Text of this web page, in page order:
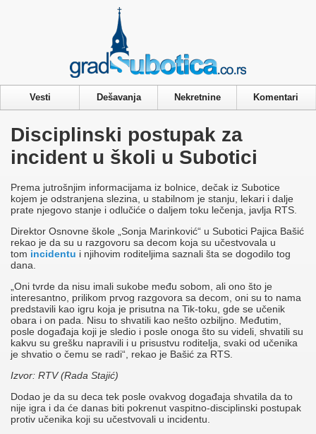
Vesti Dešavanja Nekretnine Komentari
Disciplinski postupak za
incident u školi u Subotici
Prema jutrošnjim informacijama iz bolnice, dečak iz Subotice
kojem je odstranjena slezina, u stabilnom je stanju, lekari i dalje
prate njegovo stanje i odlučiće o daljem toku lečenja, javlja RTS.
Direktor Osnovne škole „Sonja Marinković“ u Subotici Pajica Bašić
rekao je da su u razgovoru sa decom koja su učestvovala u
tom incidentu i njihovim roditeljima saznali šta se dogodilo tog
dana.
„Oni tvrde da nisu imali sukobe među sobom, ali ono što je
interesantno, prilikom prvog razgovora sa decom, oni su to nama
predstavili kao igru koja je prisutna na Tik-toku, gde se učenik
obara i on pada. Nisu to shvatili kao nešto ozbiljno. Međutim,
posle događaja koji je sledio i posle onoga što su videli, shvatili su
kakvu su grešku napravili i u prisustvu roditelja, svaki od učenika
je shvatio o čemu se radi“, rekao je Bašić za RTS.
Izvor: RTV (Rada Stajić)
Dodao je da su deca tek posle ovakvog događaja shvatila da to
nije igra i da će danas biti pokrenut vaspitno-disciplinski postupak
protiv učenika koji su učestvovali u incidentu.
Privacy & Cookies Policy